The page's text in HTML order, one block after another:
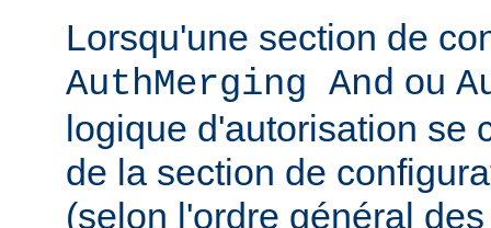
Lorsqu'une section de
AuthMerging And ou
logique d'autorisation se
de la section de
(selon l'ordre général